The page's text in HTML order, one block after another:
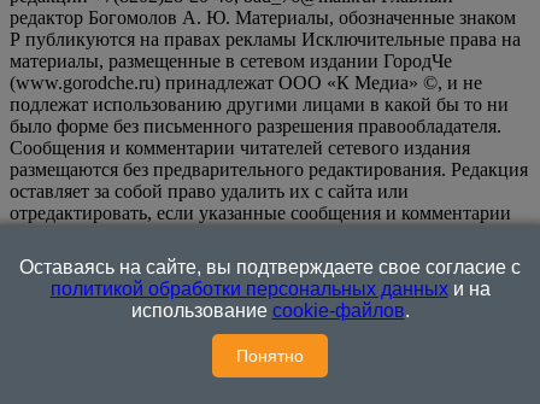
редактор Богомолов А. Ю. Материалы, обозначенные знаком
Р публикуются на правах рекламы Исключительные права на
материалы, размещенные в сетевом издании ГородЧе
(www.gorodche.ru) принадлежат ООО «К Медиа» ©, и не
подлежат использованию другими лицами в какой бы то ни
было форме без письменного разрешения правообладателя.
Сообщения и комментарии читателей сетевого издания
размещаются без предварительного редактирования. Редакция
оставляет за собой право удалить их с сайта или
отредактировать, если указанные сообщения и комментарии
или нарушением иных требований закона.
информационном ресурсе применяются рекомендательные
технологии (информационные технологии предоставления
информации на основе сбора, систематизации и анализа
сведений, относящихся к предпочтениям пользователей сети
"Интернет", находящихся на территории Российской
Оставаясь на сайте, вы подтверждаете свое согласие с
политикой обработки персональных данныхи на
использование cookie-файлов.
Понятно